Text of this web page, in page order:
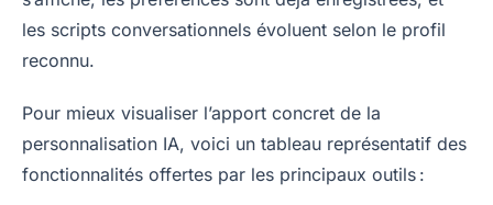
les scripts conversationnels évoluent selon le profil
reconnu.
Pour mieux visualiser l’apport concret de la
personnalisation IA, voici un tableau représentatif des
fonctionnalités offertes par les principaux outils :